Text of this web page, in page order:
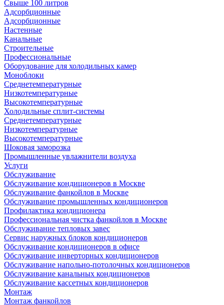
Свыше 100 литров
Адсорбционные
Адсорбционные
Настенные
Канальные
Строительные
Профессиональные
Оборудование для холодильных камер
Моноблоки
Среднетемпературные
Низкотемпературные
Высокотемпературные
Холодильные сплит-системы
Среднетемпературные
Низкотемпературные
Высокотемпературные
Шоковая заморозка
Промышленные увлажнители воздуха
Услуги
Обслуживание
Обслуживание кондиционеров в Москве
Обслуживание фанкойлов в Москве
Обслуживание промышленных кондиционеров
Профилактика кондиционера
Профессиональная чистка фанкойлов в Москве
Обслуживание тепловых завес
Сервис наружных блоков кондиционеров
Обслуживание кондиционеров в офисе
Обслуживание инверторных кондиционеров
Обслуживание напольно-потолочных кондиционеров
Обслуживание канальных кондиционеров
Обслуживание кассетных кондиционеров
Монтаж
Монтаж фанкойлов